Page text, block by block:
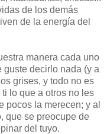
de los demás
de la energía del
manera cada uno
guste decirlo nada (y a
grises, y todo no es
lo que a otros no les
pocos la merecen; y al
que se preocupe de
del tuyo.